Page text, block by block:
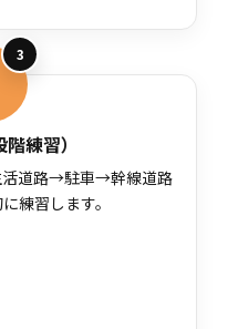
3
練習）
道路→駐車→幹線道路
練習します。